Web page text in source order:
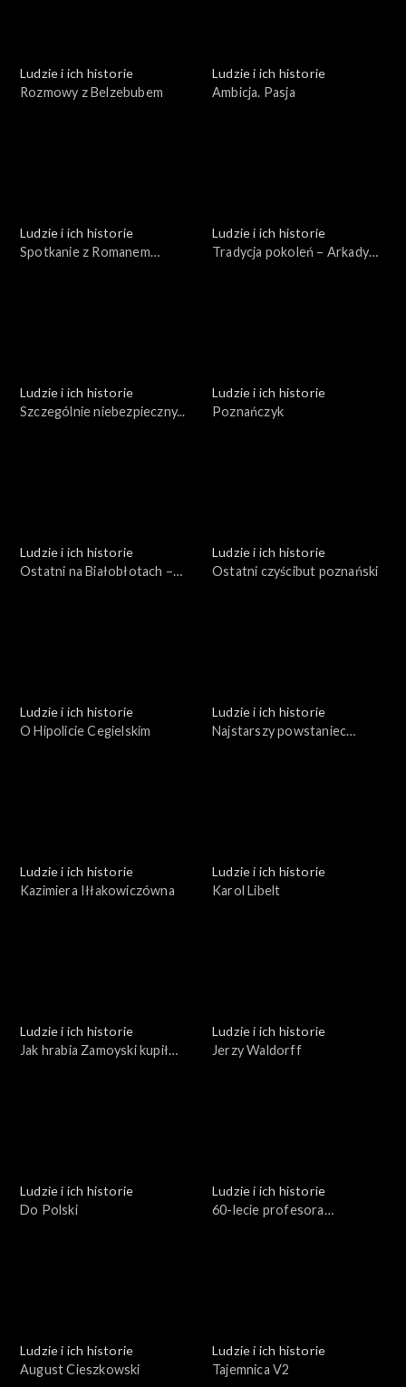
Ludzie i ich historie
Rozmowy z Belzebubem
Ludzie i ich historie
Ambicja. Pasja
Ludzie i ich historie
Spotkanie z Romanem
Ludzie i ich historie
Tradycja pokoleń – Arkady
Ludzie i ich historie
Szczególnie niebezpieczny...
Ludzie i ich historie
Poznańczyk
Ludzie i ich historie
Ostatni na Białobłotach –
Ludzie i ich historie
Ostatni czyścibut poznański
Ludzie i ich historie
O Hipolicie Cegielskim
Ludzie i ich historie
Najstarszy powstaniec
Ludzie i ich historie
Kazimiera Iłłakowiczówna
Ludzie i ich historie
Karol Libelt
Ludzie i ich historie
Jak hrabia Zamoyski kupił
Ludzie i ich historie
Jerzy Waldorff
Ludzie i ich historie
Do Polski
Ludzie i ich historie
60-lecie profesora
Ludzie i ich historie
August Cieszkowski
Ludzie i ich historie
Tajemnica V2